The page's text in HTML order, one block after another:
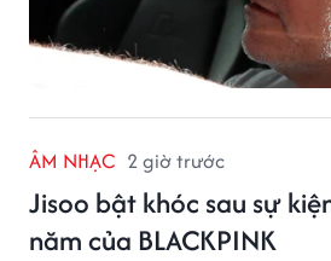
ÂM NHẠC 2 giờ trước
Jisoo bật khóc sau sự
năm của BLACKPINK